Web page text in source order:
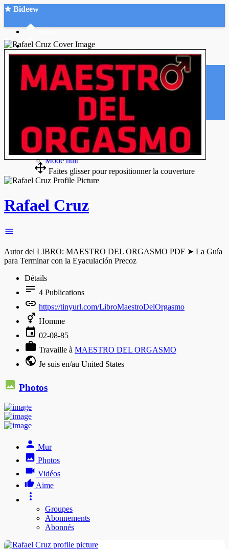
★ Bideew
Recherche Avancée
Mon compte
Connexion
Créer un compte
Mode nuit
Faites glisser pour repositionner la couverture
Rafael Cruz
Autor del LIBRO: MAESTRO DEL ORGASMO PDF ➤ La Guía
para Terminar con la Eyaculación Precoz
Détails
4 Publications
https://tinyurl.com/LibroMaestroDelOrgasmo
Homme
02-08-85
Travaille à MAESTRO DEL ORGASMO
Je suis en/au United States
Photos
Mur
Photos
Vidéos
Aime
Groupes
Abonnements
Abonnés